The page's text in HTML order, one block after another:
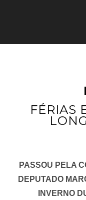
FÉRIAS
PASSOU PELA
DEPUTADO
INVERNO